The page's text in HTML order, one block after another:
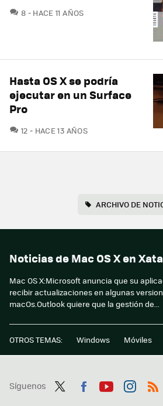
8 COMENTARIOS
HACE 11 AÑOS
Hasta OS X se podría
ejecutar en un Surface
Pro
12 COMENTARIOS
HACE 13 AÑOS
ARCHIVO DE
Noticias de Mac OS X en
Mac OS X:Microsoft anuncia que su
recibir actualizaciones en algunas
macOs.Outlook quiere que la gestión de...
OTROS TEMAS: Windows Móviles
Síguenos